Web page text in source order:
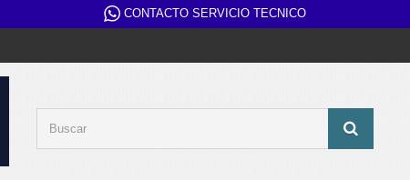
CONTACTO SERVICIO TECNICO